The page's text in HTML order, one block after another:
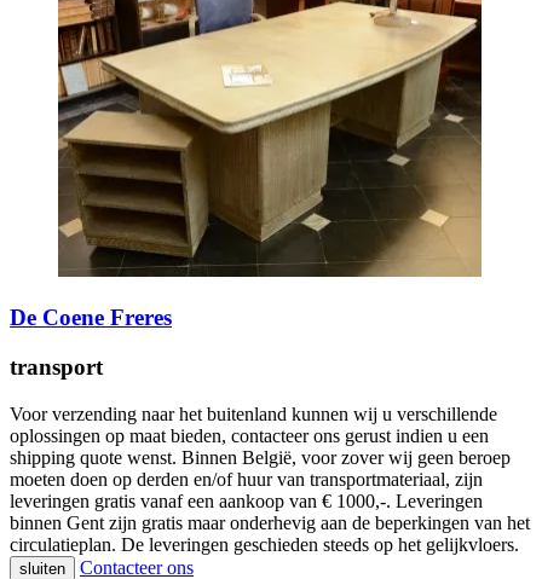
De Coene Freres
transport
Voor verzending naar het buitenland kunnen wij u verschillende
oplossingen op maat bieden, contacteer ons gerust indien u een
shipping quote wenst. Binnen België, voor zover wij geen beroep
moeten doen op derden en/of huur van transportmateriaal, zijn
leveringen gratis vanaf een aankoop van € 1000,-. Leveringen
binnen Gent zijn gratis maar onderhevig aan de beperkingen van het
circulatieplan. De leveringen geschieden steeds op het gelijkvloers.
sluiten Contacteer ons